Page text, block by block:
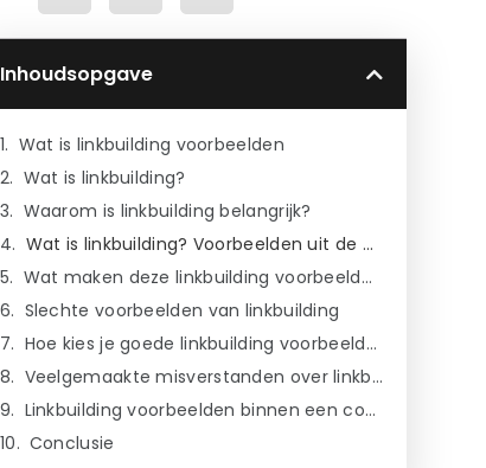
Inhoudsopgave
Wat is linkbuilding voorbeelden
Wat is linkbuilding?
Waarom is linkbuilding belangrijk?
Wat is linkbuilding? Voorbeelden uit de praktijk
Wat maken deze linkbuilding voorbeelden duidelijk?
Slechte voorbeelden van linkbuilding
Hoe kies je goede linkbuilding voorbeelden voor je eigen strategie?
Veelgemaakte misverstanden over linkbuilding voorbeelden
Linkbuilding voorbeelden binnen een contentcluster
Conclusie